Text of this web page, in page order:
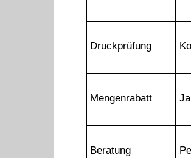
Druckprüfung
Mengenrabatt Ja
Beratung